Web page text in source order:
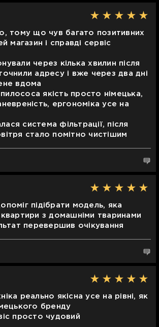
тому що чув багато позитивних
магазин і справді сервіс
через кілька хвилин після
адресу і вже через два дні
вдома
якість просто німецька,
ергономіка усе на
система фільтрації, після
стало помітно чистішим
підібрати модель, яка
квартири з домашніми тваринами
перевершив очікування
реально якісна усе на рівні, як
бренду
просто чудовий